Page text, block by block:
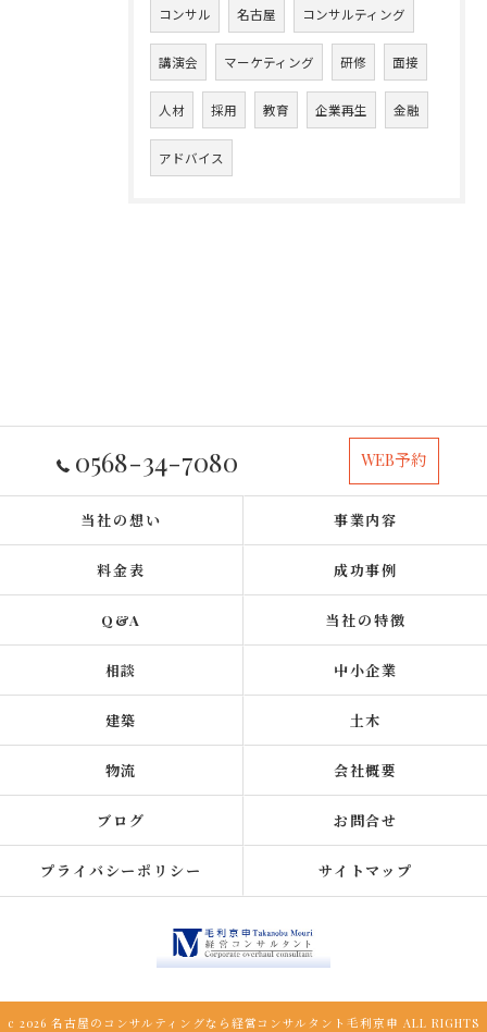
コンサル 名古屋 コンサルティング
講演会 マーケティング 研修 面接
人材 採用 教育 企業再生 金融
アドバイス
0568-34-7080 WEB予約
当社の想い 事業内容
料金表 成功事例
Q&A 当社の特徴
相談 中小企業
建築 土木
物流 会社概要
ブログ お問合せ
プライバシーポリシー サイトマップ
c 2026 名古屋のコンサルティングなら経営コンサルタント毛利京申 ALL RIGHTS